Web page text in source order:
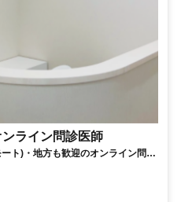
ンライン問診医師
ト)・地方も歓迎のオンライン問診